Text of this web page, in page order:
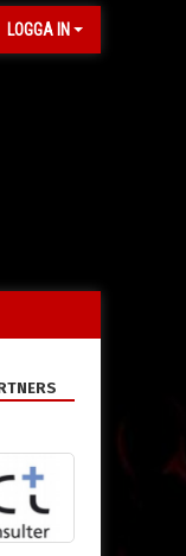
LOGGA IN